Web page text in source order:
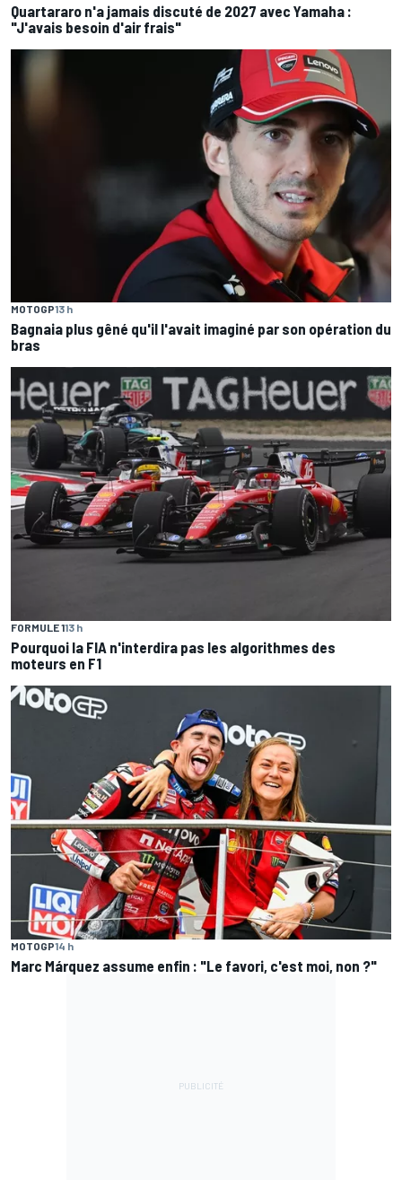
Quartararo n'a jamais discuté de 2027 avec Yamaha :
"J'avais besoin d'air frais"
MOTOGP13 h
Bagnaia plus gêné qu'il l'avait imaginé par son opération du
bras
FORMULE 113 h
Pourquoi la FIA n'interdira pas les algorithmes des
moteurs en F1
MOTOGP14 h
Marc Márquez assume enfin : "Le favori, c'est moi, non ?"